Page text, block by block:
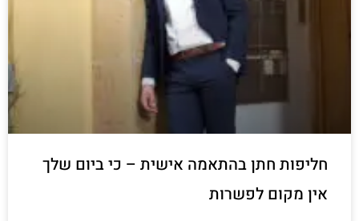
חליפות חתן בהתאמה אישית – כי ביום שלך
אין מקום לפשרות